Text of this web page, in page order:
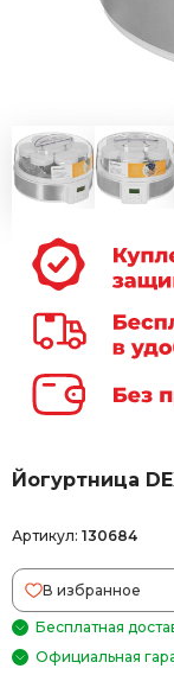
Йогуртница
Артикул: 130684
В избранное
Бесплатная
Официальная